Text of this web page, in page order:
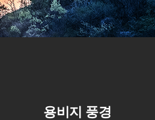
용비지 풍경